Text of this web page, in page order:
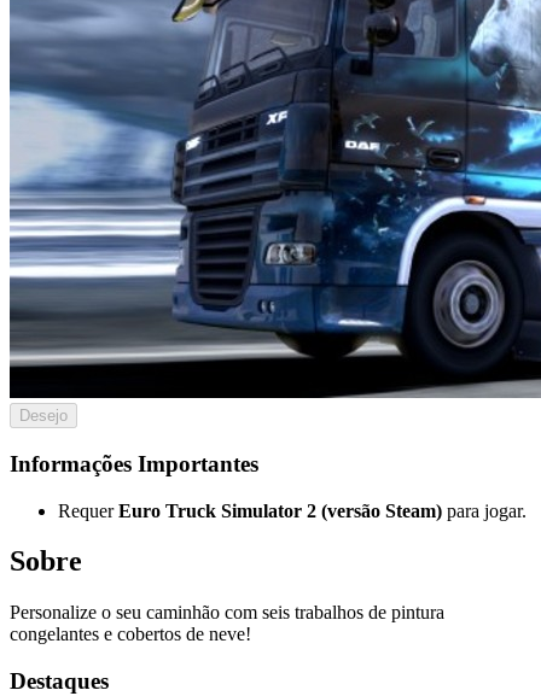
Desejo
Informações Importantes
RequerEuro Truck Simulator 2 (versão Steam) para jogar.
Sobre
Personalize o seu caminhão com seis trabalhos de pintura
congelantes e cobertos de neve!
Destaques